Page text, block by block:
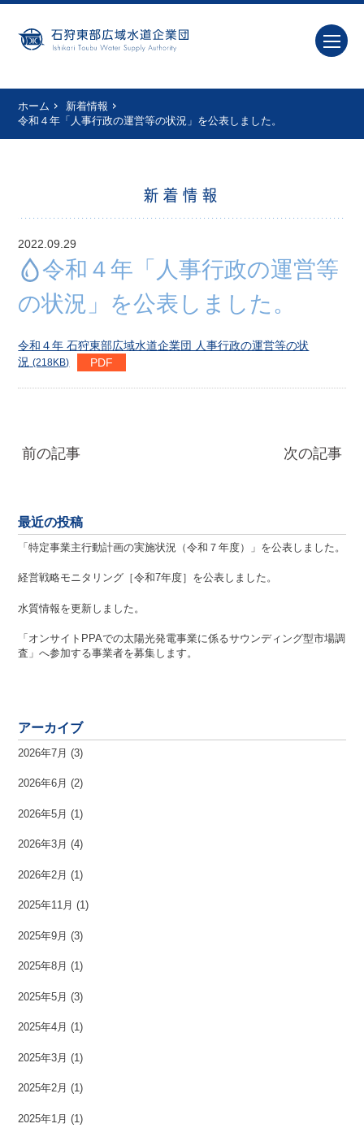
ホーム
新着情報
令和４年「人事行政の運営等の状況」を公表しました。
新着情報
2022.09.29
令和４年「人事行政の運営等
の状況」を公表しました。
令和４年 石狩東部広域水道企業団 人事行政の運営等の状
況 (218KB)
前の記事 次の記事
最近の投稿
「特定事業主行動計画の実施状況（令和７年度）」を公表しました。
経営戦略モニタリング［令和7年度］を公表しました。
水質情報を更新しました。
「オンサイトPPAでの太陽光発電事業に係るサウンディング型市場調
査」へ参加する事業者を募集します。
アーカイブ
2026年7月 (3)
2026年6月 (2)
2026年5月 (1)
2026年3月 (4)
2026年2月 (1)
2025年11月 (1)
2025年9月 (3)
2025年8月 (1)
2025年5月 (3)
2025年4月 (1)
2025年3月 (1)
2025年2月 (1)
2025年1月 (1)